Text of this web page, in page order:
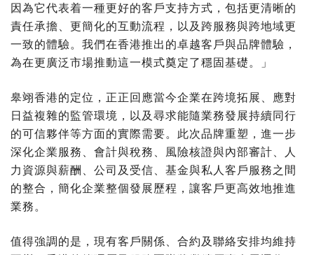
因為它代表着一種更好的客戶支持方式，包括更清晰的
責任承擔、更簡化的互動流程，以及跨服務與跨地域更
一致的體驗。我們在香港推出的卓越客戶與品牌體驗，
為在更廣泛市場推動這一模式奠定了穩固基礎。」
皋翊香港的定位，正正回應當今企業在跨境拓展、應對
日益複雜的監管環境，以及尋求能隨業務發展持續同行
的可信夥伴等方面的實際需要。此次品牌重塑，進一步
深化企業服務、會計與稅務、風險核證與內部審計、人
力資源與薪酬、公司及受信、基金與私人客戶服務之間
的整合，簡化企業整個發展歷程，讓客戶更高效地推進
業務。
值得強調的是，現有客戶關係、合約及聯絡安排均維持